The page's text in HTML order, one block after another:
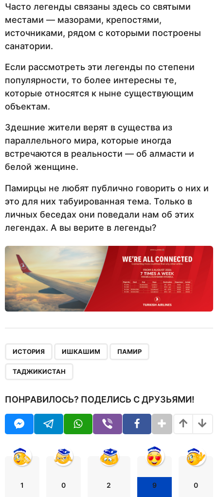
Часто легенды связаны здесь со святыми
местами — мазорами, крепостями,
источниками, рядом с которыми построены
санатории.
Если рассмотреть эти легенды по степени
популярности, то более интересны те,
которые относятся к ныне существующим
объектам.
Здешние жители верят в существа из
параллельного мира, которые иногда
встречаются в реальности — об алмасти и
белой женщине.
Памирцы не любят публично говорить о них и
это для них табуированная тема. Только в
личных беседах они поведали нам об этих
легендах. А вы верите в легенды?
ИСТОРИЯ ИШКАШИМ ПАМИР
ТАДЖИКИСТАН
ПОНРАВИЛОСЬ? ПОДЕЛИСЬ С ДРУЗЬЯМИ!
1 0 2 9 0